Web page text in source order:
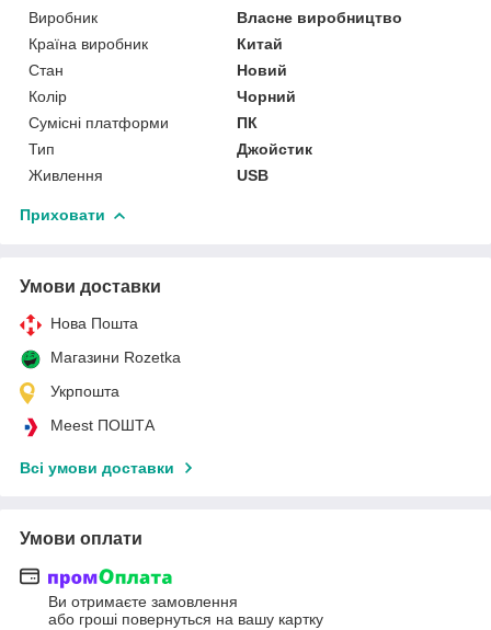
Виробник
Власне виробництво
Країна виробник
Китай
Стан
Новий
Колір
Чорний
Сумісні платформи
ПК
Тип
Джойстик
Живлення
USB
Приховати
Умови доставки
Нова Пошта
Магазини Rozetka
Укрпошта
Meest ПОШТА
Всі умови доставки
Умови оплати
Ви отримаєте замовлення
або гроші повернуться на вашу картку